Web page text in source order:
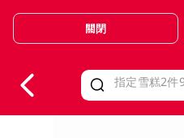
Valid Until 30 June 2026
關閉